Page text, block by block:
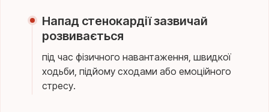
Напад стенокардії зазвичай
розвивається
під час фізичного навантаження, швидкої
ходьби, підйому сходами або емоційного
стресу.